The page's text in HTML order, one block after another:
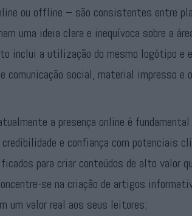
ou offline – são consistentes entre
uma ideia clara e inequívoca sobre a
inclui a utilização do mesmo logótipo e
social, material impresso e
a presença online é
e confiança com potenciais
para criar conteúdos de alto valor
se na criação de artigos
um valor real aos seus leitores;